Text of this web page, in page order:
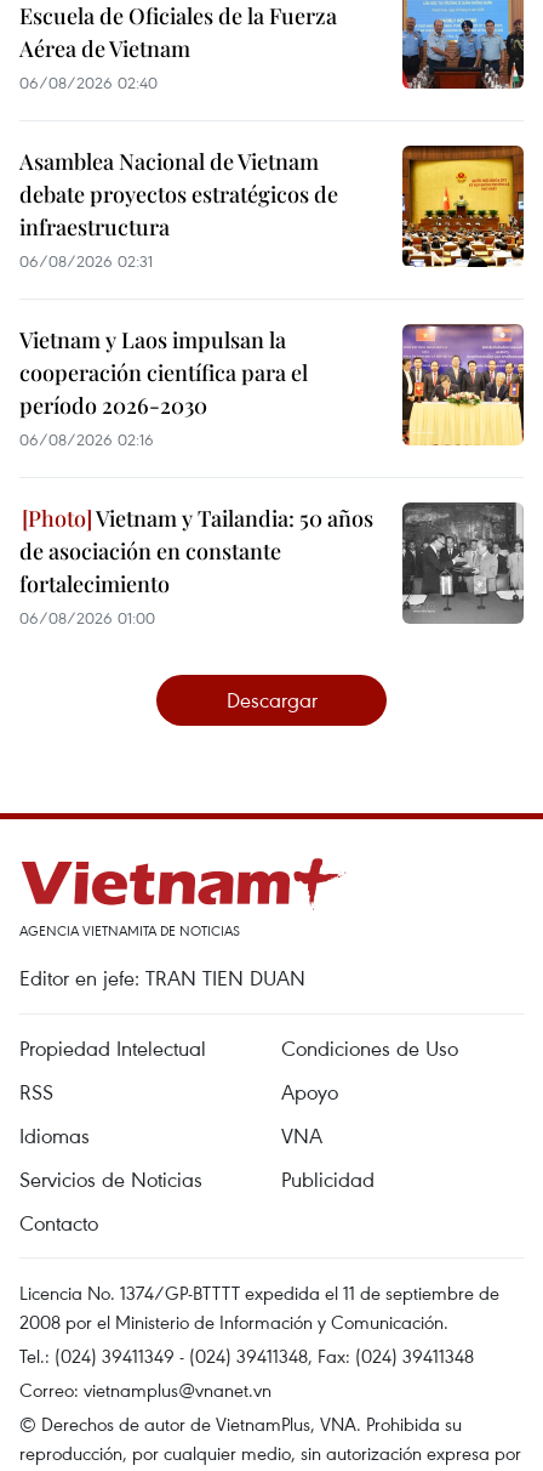
Escuela de Oficiales de la Fuerza
Aérea de Vietnam
06/08/2026 02:40
Asamblea Nacional de Vietnam
debate proyectos estratégicos de
infraestructura
06/08/2026 02:31
Vietnam y Laos impulsan la
cooperación científica para el
período 2026-2030
06/08/2026 02:16
Vietnam y Tailandia: 50 años
de asociación en constante
fortalecimiento
06/08/2026 01:00
Descargar
AGENCIA VIETNAMITA DE NOTICIAS
Editor en jefe: TRAN TIEN DUAN
Propiedad Intelectual
Condiciones de Uso
RSS
Apoyo
Idiomas
VNA
Servicios de Noticias
Publicidad
Contacto
Licencia No. 1374/GP-BTTTT expedida el 11 de septiembre de
2008 por el Ministerio de Información y Comunicación.
Tel.: (024) 39411349 - (024) 39411348, Fax: (024) 39411348
Correo: vietnamplus@vnanet.vn
© Derechos de autor de VietnamPlus, VNA. Prohibida su
reproducción, por cualquier medio, sin autorización expresa por